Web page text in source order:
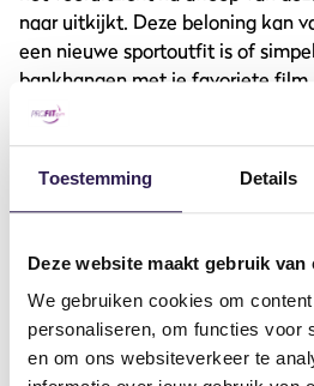
Toestemming Details
Deze website maakt gebruik van
We gebruiken cookies om
personaliseren, om functies voor
en om ons websiteverkeer te
naar uitkijkt. Deze beloning kan
een nieuwe sportoutfit is of
bankhangen met je favoriete
motiverend zetje op de dagen
Wist je dat krachttraining niet
spieren, maar ook voor je
Creëer een
Soms heb je gewoon dat extra